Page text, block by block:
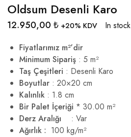
Oldsum Desenli Karo
12.950,00 ₺ +20% KDV
In stock
Fiyatlarımız m²’dir
Minimum Sipariş : 5 m²
Taş Çeşitleri : Desenli Karo
Boyutlar : 20×20 cm
Kalınlık : 1.8 cm
Bir Palet İçeriği * 30.00 m²
Derz Aralığı
: Var
Ağırlık : 100 kg/m²